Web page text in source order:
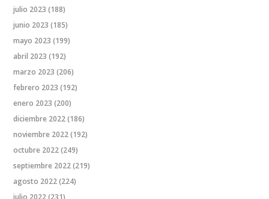
julio 2023 (188)
junio 2023 (185)
mayo 2023 (199)
abril 2023 (192)
marzo 2023 (206)
febrero 2023 (192)
enero 2023 (200)
diciembre 2022(186)
noviembre 2022(192)
octubre 2022(249)
septiembre 2022(219)
agosto 2022(224)